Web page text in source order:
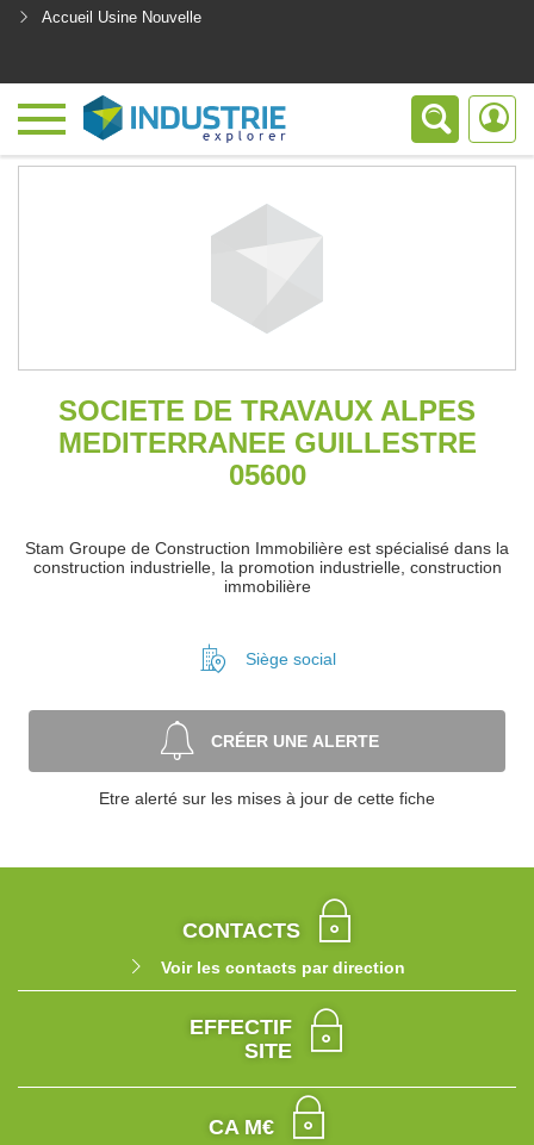
Accueil Usine Nouvelle
SOCIETE DE TRAVAUX ALPES
MEDITERRANEE GUILLESTRE
05600
Stam Groupe de Construction Immobilière est spécialisé dans la
construction industrielle, la promotion industrielle, construction
immobilière
Siège social
CRÉER UNE ALERTE
Etre alerté sur les mises à jour de cette fiche
CONTACTS
Voir les contacts par direction
EFFECTIF
SITE
CA M€